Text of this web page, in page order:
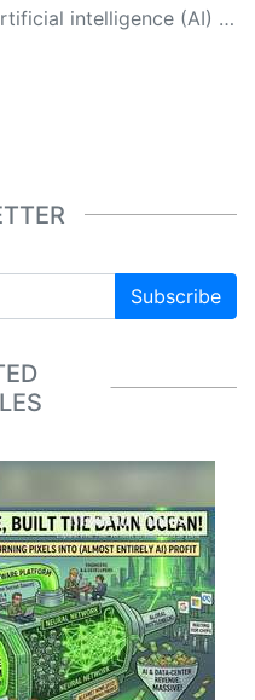
and presents a minimal factual summary that is just enough yet essential for you to function as an informed and educated citizen. Please keep in mind, however, that this system is an evolving technology, and as a result, the article may contain accidental inaccuracies or errors. We urge you to help us improve our site by reporting any inaccuracies you find using the "
Subscribe